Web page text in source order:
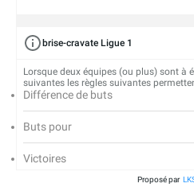
brise-cravate Ligue 1
Lorsque deux équipes (ou plus) sont à
suivantes les règles suivantes
Différence de buts
Buts pour
Victoires
Proposé par